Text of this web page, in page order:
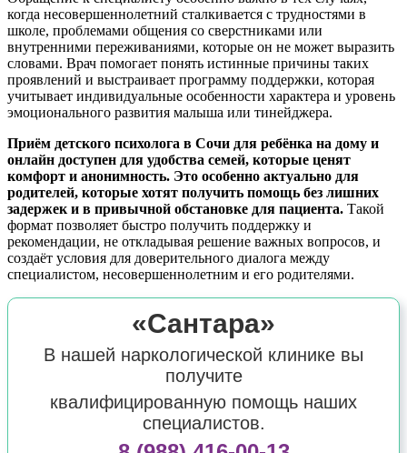
когда несовершеннолетний сталкивается с трудностями в
школе, проблемами общения со сверстниками или
внутренними переживаниями, которые он не может выразить
словами. Врач помогает понять истинные причины таких
проявлений и выстраивает программу поддержки, которая
учитывает индивидуальные особенности характера и уровень
эмоционального развития малыша или тинейджера.
Приём детского психолога в Сочи для ребёнка на дому и
онлайн доступен для удобства семей, которые ценят
комфорт и анонимность. Это особенно актуально для
родителей, которые хотят получить помощь без лишних
задержек и в привычной обстановке для пациента. Такой
формат позволяет быстро получить поддержку и
рекомендации, не откладывая решение важных вопросов, и
создаёт условия для доверительного диалога между
специалистом, несовершеннолетним и его родителями.
«Сантара»
В нашей наркологической клинике вы
получите
квалифицированную помощь наших
специалистов.